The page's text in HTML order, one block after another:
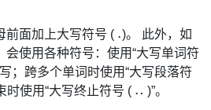
前面加上大写符号 ( ⠠)。 此外，如
使用各种符号：使用“大写单词符
；跨多个单词时使用“大写段落符
时使用“大写终止符号 ( ⠠⠄ )”。